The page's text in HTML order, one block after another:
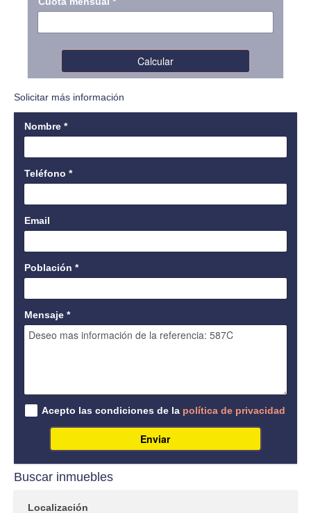
Solicitar más información
Nombre *
Teléfono *
Email
Población *
Mensaje *
Acepto las condiciones de la política de privacidad
Enviar
Buscar inmuebles
Localización